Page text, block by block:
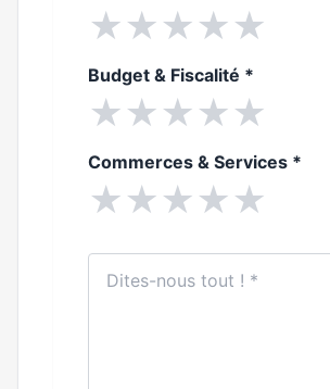
★★★★★
Budget & Fiscalité *
★★★★★
Commerces & Services *
★★★★★